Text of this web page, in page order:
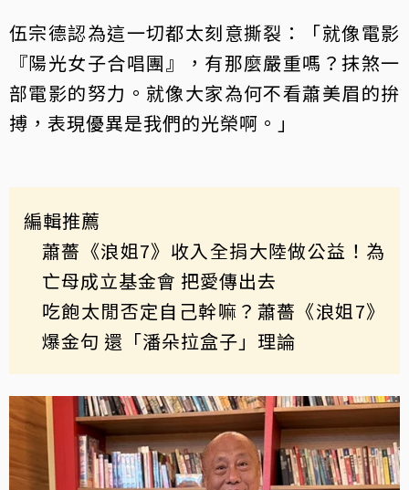
伍宗德認為這一切都太刻意撕裂：「就像電影
『陽光女子合唱團』，有那麼嚴重嗎？抹煞一
部電影的努力。就像大家為何不看蕭美眉的拚
搏，表現優異是我們的光榮啊。」
編輯推薦
蕭薔《浪姐7》收入全捐大陸做公益！為
亡母成立基金會 把愛傳出去
吃飽太閒否定自己幹嘛？蕭薔《浪姐7》
爆金句 還「潘朵拉盒子」理論